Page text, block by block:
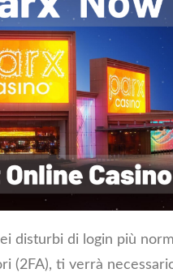
disturbi di login più
(2FA), ti verrà